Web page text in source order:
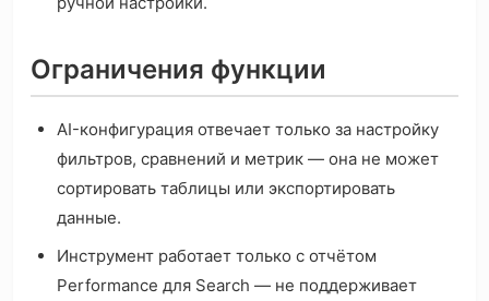
Ограничения функции
AI-конфигурация отвечает только за настройку
фильтров, сравнений и метрик — она не может
сортировать таблицы или экспортировать
данные.
Инструмент работает только с отчётом
Performance для Search — не поддерживает